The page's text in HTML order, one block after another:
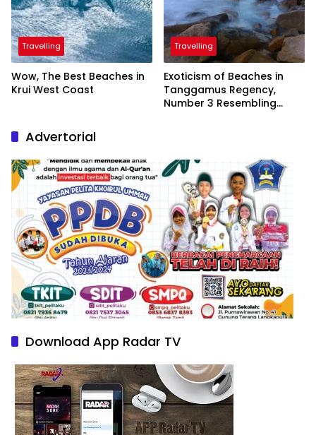
Travelling
Wow, The Best Beaches in
Krui West Coast
Travelling
Exoticism of Beaches in
Tanggamus Regency,
Number 3 Resembling
Advertorial
Download App Radar TV